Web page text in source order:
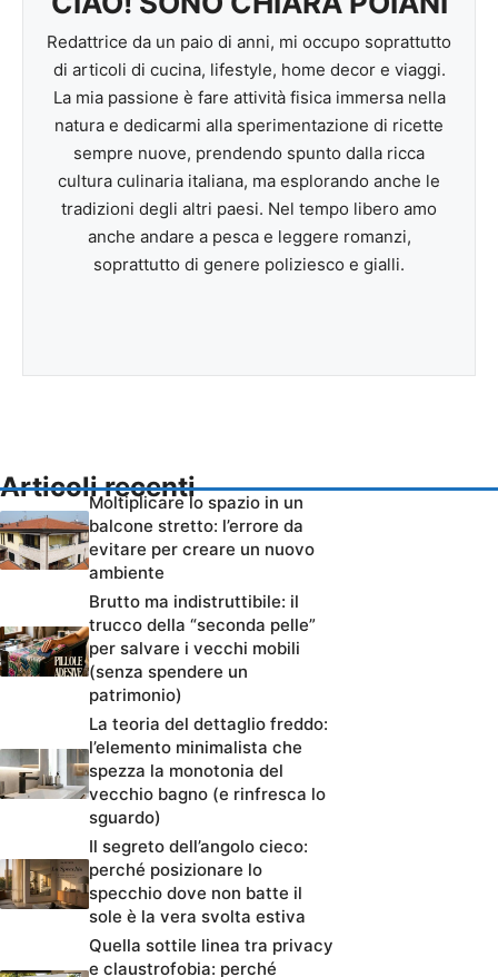
Redattrice da un paio di anni, mi occupo soprattutto
di articoli di cucina, lifestyle, home decor e viaggi.
La mia passione è fare attività fisica immersa nella
natura e dedicarmi alla sperimentazione di ricette
sempre nuove, prendendo spunto dalla ricca
cultura culinaria italiana, ma esplorando anche le
tradizioni degli altri paesi. Nel tempo libero amo
anche andare a pesca e leggere romanzi,
soprattutto di genere poliziesco e gialli.
Articoli recenti
Moltiplicare lo spazio in un
balcone stretto: l’errore da
evitare per creare un nuovo
ambiente
Brutto ma indistruttibile: il
trucco della “seconda pelle”
per salvare i vecchi mobili
(senza spendere un
patrimonio)
La teoria del dettaglio freddo:
l’elemento minimalista che
spezza la monotonia del
vecchio bagno (e rinfresca lo
sguardo)
Il segreto dell’angolo cieco:
perché posizionare lo
specchio dove non batte il
sole è la vera svolta estiva
Quella sottile linea tra privacy
e claustrofobia: perché